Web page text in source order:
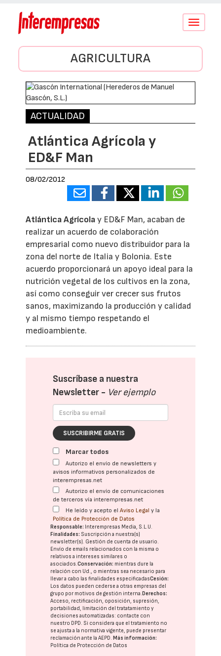
Conmutar
AGRICULTURA
ACTUALIDAD
Atlántica Agrícola y
ED&F Man
08/02/2012
Atlántica Agrícolay ED&F Man, acaban de
realizar un acuerdo de colaboración
empresarial como nuevo distribuidor para la
zona del norte de Italia y Bolonia. Este
acuerdo proporcionará un apoyo ideal para la
nutrición vegetal de los cultivos en la zona,
así como conseguir ver crecer sus frutos
sanos, maximizando la producción y calidad
y al mismo tiempo respetando el
medioambiente.
Suscríbase a nuestra
Newsletter - Ver ejemplo
SUSCRIBIRME GRATIS
Marcar todos
Autorizo el envío de newsletters y
avisos informativos personalizados de
interempresas.net
Autorizo el envío de comunicaciones
de terceros vía interempresas.net
He leído y acepto elAviso Legal y la
Política de Protección de Datos
Responsable: Interempresas Media, S.L.U.
Finalidades: Suscripción a nuestra(s)
newsletter(s). Gestión de cuenta de usuario.
Envío de emails relacionados con la misma o
relativos a intereses similares o
asociados.Conservación: mientras dure la
relación con Ud., o mientras sea necesario para
llevar a cabo las finalidades especificadasCesión:
Los datos pueden cederse a otras empresas del
grupo por motivos de gestión interna. Derechos:
Acceso, rectificación, oposición, supresión,
portabilidad, limitación del tratatamiento y
decisiones automatizadas: contacte con
nuestro DPD. Si considera que el tratamiento no
se ajusta a la normativa vigente, puede presentar
reclamación ante laAEPD. Más información:
Política de Protección de Datos